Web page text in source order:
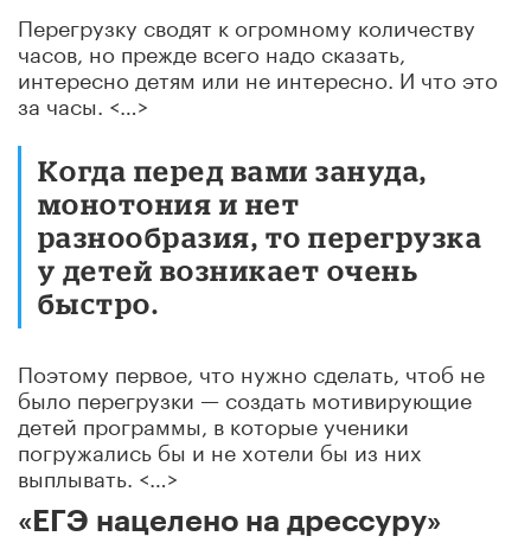
Перегрузку сводят к огромному количеству
часов, но прежде всего надо сказать,
интересно детям или не интересно. И что это
за часы. <…>
Когда перед вами зануда,
монотония и нет
разнообразия, то перегрузка
у детей возникает очень
быстро.
Поэтому первое, что нужно сделать, чтоб не
было перегрузки — создать мотивирующие
детей программы, в которые ученики
погружались бы и не хотели бы из них
выплывать. <…>
«ЕГЭ нацелено на дрессуру»